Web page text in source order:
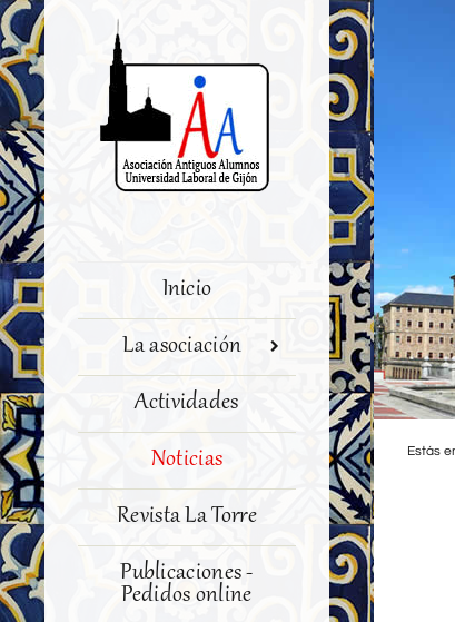
Inicio
La asociación
Actividades
Noticias
Revista La Torre
Publicaciones -
Pedidos online
Estás